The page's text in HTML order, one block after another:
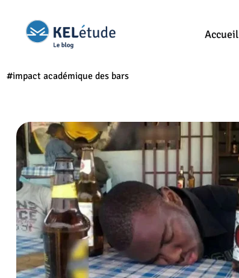
Accueil
#impact académique des bars